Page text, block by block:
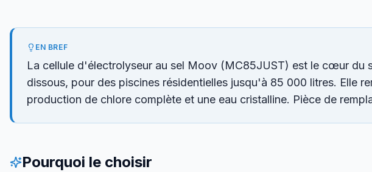
EN BREF
La cellule d'électrolyseur au sel Moov (MC85JUST) est le cœur du
dissous, pour des piscines résidentielles jusqu'à 85 000 litres. Elle
production de chlore complète et une eau cristalline. Pièce de
Pourquoi le choisir